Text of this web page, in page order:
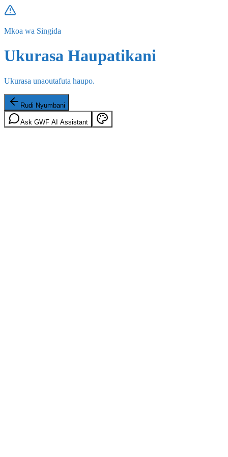
Mkoa wa Singida
Ukurasa Haupatikani
Ukurasa unaoutafuta haupo.
Rudi Nyumbani
Ask GWF AI Assistant